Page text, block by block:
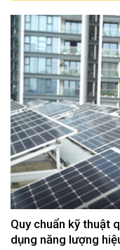
Quy chuẩn kỹ thuật
dụng năng lượng